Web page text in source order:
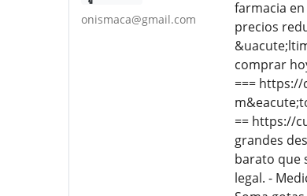
onismaca@gmail.com
farmacia
precios
comprar
=== https://
== https://
grandes
barato que
legal. -